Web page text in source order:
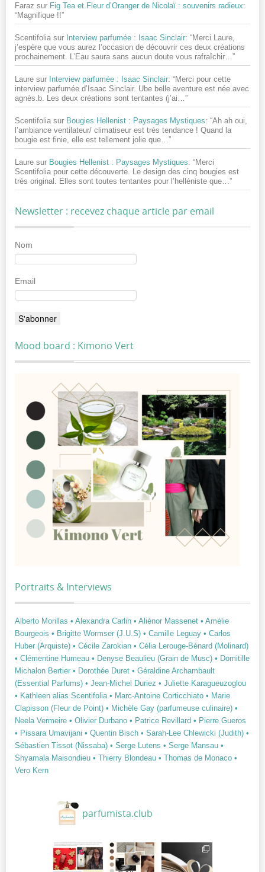
Faraz sur Fig Tea et Fleur d’Oranger de Nicolaï : souvenirs radieux:
“Magnifique !!”
Scentifolia sur Interview parfumée : Isaac Sinclair: “Merci Laure,
j’espère que vous aurez l’occasion de découvrir ces deux créations
prochainement. L’Eau saura sans aucun doute vous rafraîchir… ”
Laure sur Interview parfumée : Isaac Sinclair: “Merci pour cette
interview parfumée d’Isaac Sinclair. Ube belle aventure est née avec
agnès.b. Les deux créations sont tentantes (j’ai… ”
Scentifolia sur Bougies Hellenist : Paysages Mystiques: “Ah ah oui,
l’ambiance ventilateur/ climatiseur est très tendance ! Quand la
bougie est finie, elle est tellement jolie que… ”
Laure sur Bougies Hellenist : Paysages Mystiques: “Merci
Scentifolia pour cette découverte. Le design des cinq bougies est
très original. Elles sont toutes tentantes pour l’helléniste que…”
Newsletter : recevez chaque article par email
Nom
Email
Mood board : Kimono Vert
Portraits & Interviews
Alberto Morillas • Alexandra Carlin • Aliénor Massenet • Amélie
Bourgeois • Brigitte Wormser (J.U.S) • Camille Leguay • Carlos
Huber (Arquiste) • Cécile Zarokian • Célia Lerouge-Bénard (Molinard)
• Clémentine Humeau • Denyse Beaulieu (Grain de Musc) • Domitille
Michalon Bertier • Dorothée Duret • Géraldine Archambault
(Essential Parfums) • Jean-Michel Duriez • Juliette Karagueuzoglou
• Kathleen alias Scentifolia • Marc-Antoine Corticchiato • Marie
Clapisson (Fleur de Point) • Michèle Gay (parfumeuse culinaire) •
Neela Vermeire • Olivier Durbano • Patrice Revillard • Pierre Gueros
• Pissara Umavijani • Quentin Bisch • Sarah-Lee Chlewicki (Judith) •
Sébastien Tissot (Nissaba) • Serge Lutens • Serge Mansau •
Shyamala Maisondieu • Thierry Blondeau • Thomas de Monaco •
Vero Kern
parfumista.club